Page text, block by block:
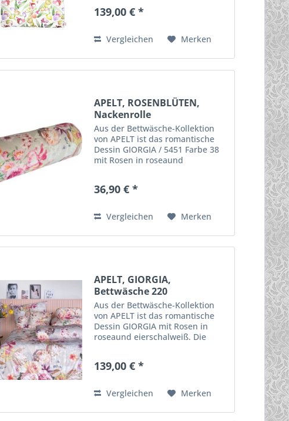
umweltschonend hergestellt -
139,00 € *
Vergleichen Merken
APELT, ROSENBLÜTEN,
Nackenrolle
Aus der Bettwäsche-Kollektion
von APELT ist das romantische
Dessin GIORGIA / 5451 Farbe 38
mit Rosen in roseaund
Ergänzung. Sie ist gefüllt und hat
36,90 € *
Vergleichen Merken
APELT, GIORGIA,
Bettwäsche 220
Aus der Bettwäsche-Kollektion
von APELT ist das romantische
Dessin GIORGIA mit Rosen in
roseaund eierschalweiß. Die
Digitaldruck ist aus 100%
umweltschonend...
139,00 € *
Vergleichen Merken